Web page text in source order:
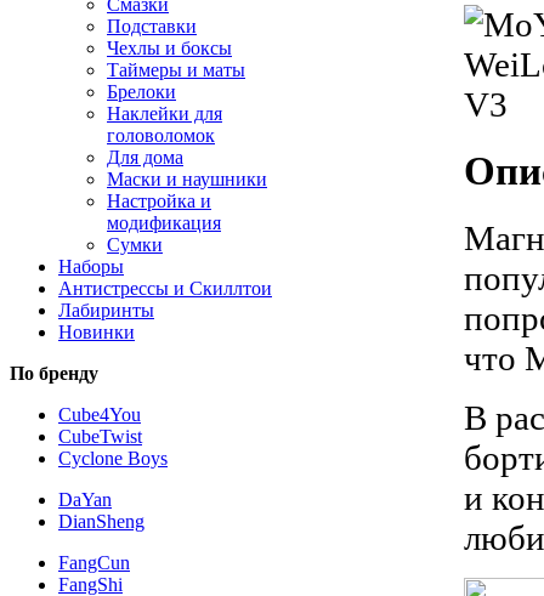
Смазки
Подставки
Чехлы и боксы
Таймеры и маты
Брелоки
Наклейки для
головоломок
Для дома
Маски и наушники
Настройка и
модификация
Сумки
Наборы
Антистрессы и Скиллтои
Лабиринты
Новинки
По бренду
Cube4You
CubeTwist
Cyclone Boys
DaYan
DianSheng
FangCun
FangShi
что
В
и